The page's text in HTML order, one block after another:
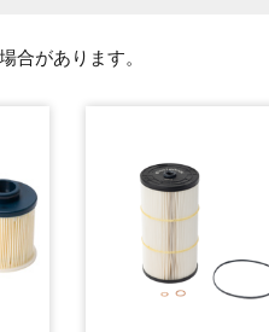
合があります。